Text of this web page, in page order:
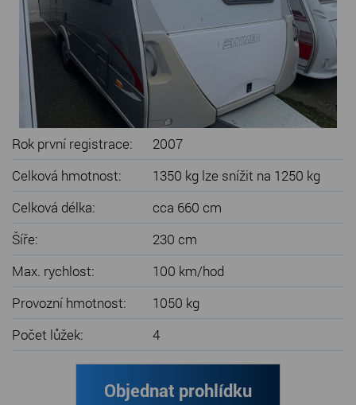
Rok první registrace:
2007
Celková hmotnost:
1350 kg lze snížit na 1250 kg
Celková délka:
cca 660 cm
Šíře:
230 cm
Max. rychlost:
100 km/hod
Provozní hmotnost:
1050 kg
Počet lůžek:
4
Objednat prohlídku